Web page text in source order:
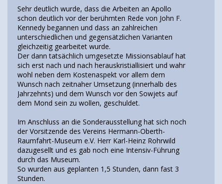
Sehr deutlich wurde, dass die Arbeiten an Apollo
schon deutlich vor der berühmten Rede von John F.
Kennedy begannen und dass an zahlreichen
unterschiedlichen und gegensätzlichen Varianten
gleichzeitig gearbeitet wurde.
Der dann tatsächlich umgesetzte Missionsablauf hat
sich erst nach und nach herauskristiallisiert und wahr
wohl neben dem Kostenaspekt vor allem dem
Wunsch nach zeitnaher Umsetzung (innerhalb des
Jahrzehnts) und dem Wunsch vor den Sowjets auf
dem Mond sein zu wollen, geschuldet.
Im Anschluss an die Sonderausstellung hat sich noch
der Vorsitzende des Vereins Hermann-Oberth-
Raumfahrt-Museum e.V. Herr Karl-Heinz Rohrwild
dazugesellt und es gab noch eine Intensiv-Führung
durch das Museum.
So wurden aus geplanten 1,5 Stunden, dann fast 3
Stunden.